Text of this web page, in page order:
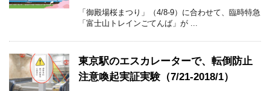
「御殿場桜まつり」（4/8-9）に合わせて、臨時特急
「富士山トレインごてんば」が ...
東京駅のエスカレーターで、転倒防止
注意喚起実証実験（7/21-2018/1）